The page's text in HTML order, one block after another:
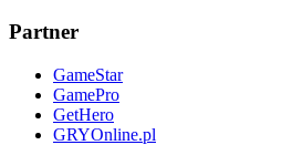
Partner
GameStar
GamePro
GetHero
GRYOnline.pl